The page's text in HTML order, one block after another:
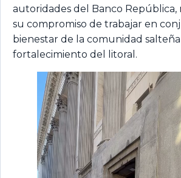
autoridades del Banco República,
su compromiso de trabajar en
bienestar de la comunidad salteña
fortalecimiento del litoral.